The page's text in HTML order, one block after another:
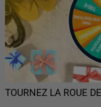
TOURNEZ LA ROUE